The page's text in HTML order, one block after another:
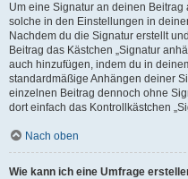
Um eine Signatur an deinen
solche in den Einstellungen in
Nachdem du die Signatur erstellt
Beitrag das Kästchen „Signatur
auch hinzufügen, indem du in
standardmäßige Anhängen deiner
einzelnen Beitrag dennoch ohne
dort einfach das Kontrollkästchen
Nach oben
Wie kann ich eine Umfrage